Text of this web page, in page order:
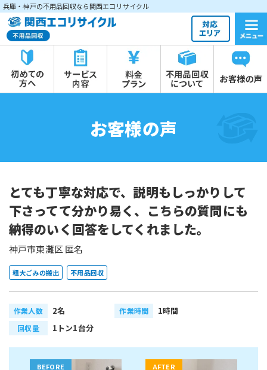
兵庫・神戸の不用品回収なら関西エコリサイクル
お客様の声
とても丁寧な対応で、説明もしっかりして
下さってて分かり易く、こちらの質問にも
納得のいく回答をしてくれました。
神戸市東灘区 匿名
粗大ごみの搬出 不用品回収
作業人数 2名 作業時間 1時間
回収量 1トン1台分